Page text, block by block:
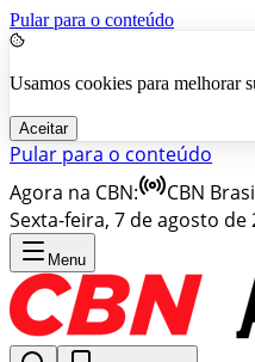
Pular para o conteúdo
Usamos cookies para melhorar
Aceitar
Pular para o conteúdo
Agora na CBN:
CBN
Sexta-feira, 7 de agosto de
Menu